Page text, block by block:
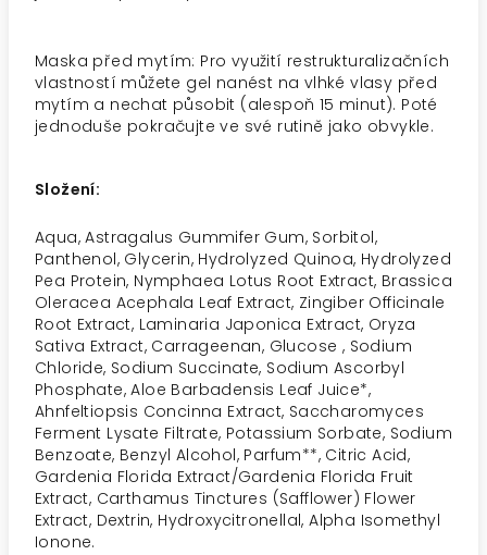
Maska před mytím: Pro využití restrukturalizačních
vlastností můžete gel nanést na vlhké vlasy před
mytím a nechat působit (alespoň 15 minut). Poté
jednoduše pokračujte ve své rutině jako obvykle.
Složení:
Aqua, Astragalus Gummifer Gum, Sorbitol,
Panthenol, Glycerin, Hydrolyzed Quinoa, Hydrolyzed
Pea Protein, Nymphaea Lotus Root Extract, Brassica
Oleracea Acephala Leaf Extract, Zingiber Officinale
Root Extract, Laminaria Japonica Extract, Oryza
Sativa Extract, Carrageenan, Glucose , Sodium
Chloride, Sodium Succinate, Sodium Ascorbyl
Phosphate, Aloe Barbadensis Leaf Juice*,
Ahnfeltiopsis Concinna Extract, Saccharomyces
Ferment Lysate Filtrate, Potassium Sorbate, Sodium
Benzoate, Benzyl Alcohol, Parfum**, Citric Acid,
Gardenia Florida Extract/Gardenia Florida Fruit
Extract, Carthamus Tinctures (Safflower) Flower
Extract, Dextrin, Hydroxycitronellal, Alpha Isomethyl
Ionone.